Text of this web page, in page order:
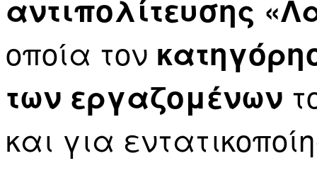
αντιπολίτευσης
οποία τον
των εργαζομένων
και για